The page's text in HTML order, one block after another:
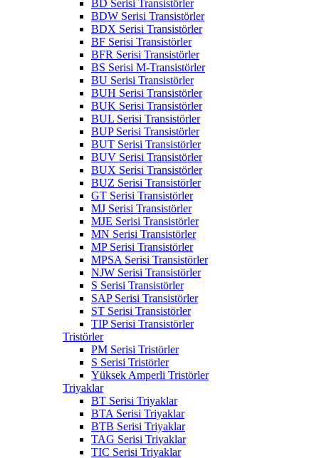
BD Serisi Transistörler
BDW Serisi Transistörler
BDX Serisi Transistörler
BF Serisi Transistörler
BFR Serisi Transistörler
BS Serisi M-Transistörler
BU Serisi Transistörler
BUH Serisi Transistörler
BUK Serisi Transistörler
BUL Serisi Transistörler
BUP Serisi Transistörler
BUT Serisi Transistörler
BUV Serisi Transistörler
BUX Serisi Transistörler
BUZ Serisi Transistörler
GT Serisi Transistörler
MJ Serisi Transistörler
MJE Serisi Transistörler
MN Serisi Transistörler
MP Serisi Transistörler
MPSA Serisi Transistörler
NJW Serisi Transistörler
S Serisi Transistörler
SAP Serisi Transistörler
ST Serisi Transistörler
TIP Serisi Transistörler
Tristörler
PM Serisi Tristörler
S Serisi Tristörler
Yüksek Amperli Tristörler
Triyaklar
BT Serisi Triyaklar
BTA Serisi Triyaklar
BTB Serisi Triyaklar
TAG Serisi Triyaklar
TIC Serisi Triyaklar